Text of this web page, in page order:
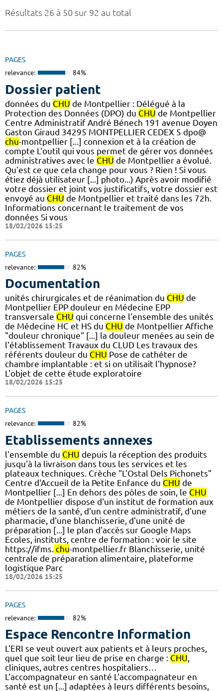
Résultats 26 à 50 sur 92 au total
PAGES
relevance: 84%
Dossier patient
données du CHU de Montpellier : Délégué à la
Protection des Données (DPO) du CHU de Montpellier
Centre Administratif André Bénech 191 avenue Doyen
Gaston Giraud 34295 MONTPELLIER CEDEX 5 dpo@
chu-montpellier [...] connexion et à la création de
compte L'outil qui vous permet de gérer vos données
administratives avec le CHU de Montpellier a évolué.
Qu'est ce que cela change pour vous ? Rien ! Si vous
étiez déjà utilisateur [...] photo...) Après avoir modifié
votre dossier et joint vos justificatifs, votre dossier est
envoyé au CHU de Montpellier et traité dans les 72h.
Informations concernant le traitement de vos
données Si vous
18/02/2026 15:25
PAGES
relevance: 82%
Documentation
unités chirurgicales et de réanimation du CHU de
Montpellier EPP douleur en Médecine EPP
transversale CHU qui concerne l'ensemble des unités
de Médecine HC et HS du CHU de Montpellier Affiche
"douleur chronique" [...] la douleur menées au sein de
l'établissement Travaux du CLUD Les travaux des
référents douleur du CHU Pose de cathéter de
chambre implantable : et si on utilisait l'hypnose?
L'objet de cette étude exploratoire
18/02/2026 15:25
PAGES
relevance: 82%
Etablissements annexes
l'ensemble du CHU depuis la réception des produits
jusqu'à la livraison dans tous les services et les
plateaux techniques. Crèche "L'Ostal Dels Pichonets"
Centre d'Accueil de la Petite Enfance du CHU de
Montpellier [...] En dehors des pôles de soin, le CHU
de Montpellier dispose d'un institut de formation aux
métiers de la santé, d'un centre administratif, d'une
pharmacie, d'une blanchisserie, d'une unité de
préparation [...] le plan d'accès sur Google Maps
Ecoles, instituts, centre de formation : voir le site
https://ifms. chu-montpellier.fr Blanchisserie, unité
centrale de préparation alimentaire, plateforme
logistique Parc
18/02/2026 15:25
PAGES
relevance: 82%
Espace Rencontre Information
L'ERI se veut ouvert aux patients et à leurs proches,
quel que soit leur lieu de prise en charge : CHU,
cliniques, autres centres hospitaliers…
L'accompagnateur en santé L'accompagnateur en
santé est un [...] adaptées à leurs différents besoins,